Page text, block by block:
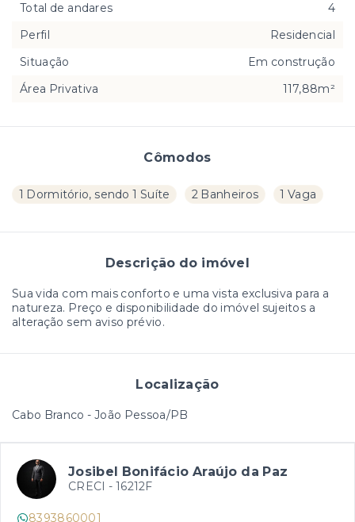
Cômodos
1 Dormitório, sendo 1 Suíte 2 Banheiros 1 Vaga
Descrição do imóvel
Sua vida com mais conforto e uma vista exclusiva para a
natureza. Preço e disponibilidade do imóvel sujeitos a
alteração sem aviso prévio.
Localização
Cabo Branco - João Pessoa/PB
Total de andares
4
Perfil
Residencial
Situação
Em construção
Área Privativa
117,88m²
Josibel Bonifácio Araújo da Paz
CRECI - 16212F
8393860001